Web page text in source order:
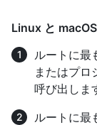
Linux と
ルートに最
またはプロ
呼び出しま
ルートに最